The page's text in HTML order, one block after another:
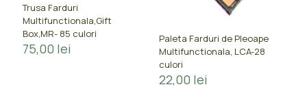
Trusa Farduri
Multifunctionala,Gift
Box,MR- 85 culori
75,00 lei
Paleta Farduri de Pleoape
Multifunctionala, LCA-28
culori
22,00 lei